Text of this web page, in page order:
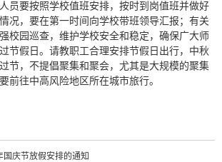
员要按照学校值班安排，按时到岗值班并做好
况，要在第一时间向学校带班领导汇报；有关
校园巡查，维护学校安全和稳定，确保广大师
节假日。请教职工合理安排节假日出行，中秋
节，不提倡聚集和聚会，尤其是大规模的聚集
前往中高风险地区所在城市旅行。
国庆节放假安排的通知